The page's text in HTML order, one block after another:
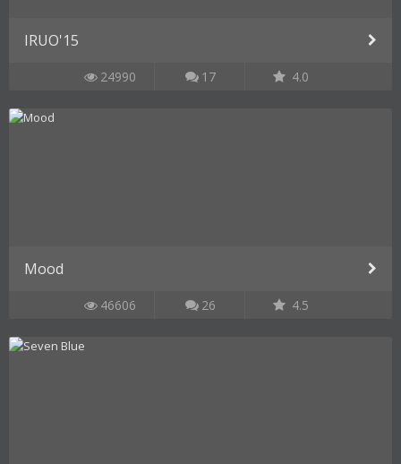
IRUO'15
24990 17 4.0
Mood
46606 26 4.5